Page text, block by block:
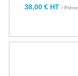
38,00 € HT / Pièce